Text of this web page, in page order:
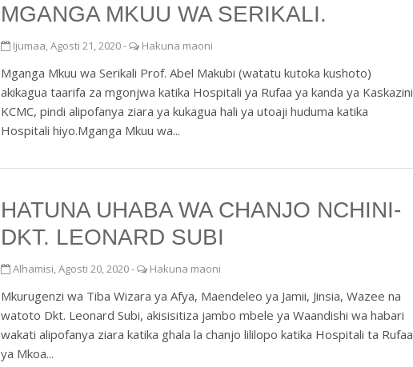
MGANGA MKUU WA SERIKALI.
Ijumaa, Agosti 21, 2020- Hakuna maoni
Mganga Mkuu wa Serikali Prof. Abel Makubi (watatu kutoka kushoto)
akikagua taarifa za mgonjwa katika Hospitali ya Rufaa ya kanda ya Kaskazini
KCMC, pindi alipofanya ziara ya kukagua hali ya utoaji huduma katika
Hospitali hiyo.Mganga Mkuu wa...
HATUNA UHABA WA CHANJO NCHINI-
DKT. LEONARD SUBI
Alhamisi, Agosti 20, 2020- Hakuna maoni
Mkurugenzi wa Tiba Wizara ya Afya, Maendeleo ya Jamii, Jinsia, Wazee na
watoto Dkt. Leonard Subi, akisisitiza jambo mbele ya Waandishi wa habari
wakati alipofanya ziara katika ghala la chanjo lililopo katika Hospitali ta Rufaa
ya Mkoa...